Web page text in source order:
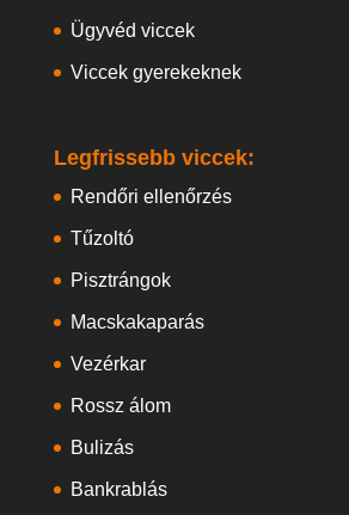
Ügyvéd viccek
Viccek gyerekeknek
Legfrissebb viccek:
Rendőri ellenőrzés
Tűzoltó
Pisztrángok
Macskakaparás
Vezérkar
Rossz álom
Bulizás
Bankrablás